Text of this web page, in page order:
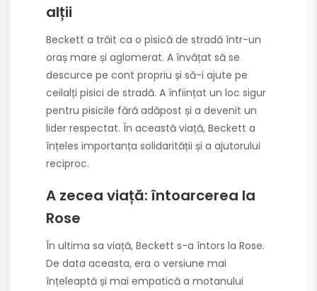
alții
Beckett a trăit ca o pisică de stradă într-un
oraș mare și aglomerat. A învățat să se
descurce pe cont propriu și să-i ajute pe
ceilalți pisici de stradă. A înființat un loc sigur
pentru pisicile fără adăpost și a devenit un
lider respectat. În această viață, Beckett a
înțeles importanța solidarității și a ajutorului
reciproc.
A zecea viață: întoarcerea la
Rose
În ultima sa viață, Beckett s-a întors la Rose.
De data aceasta, era o versiune mai
înțeleaptă și mai empatică a motanului